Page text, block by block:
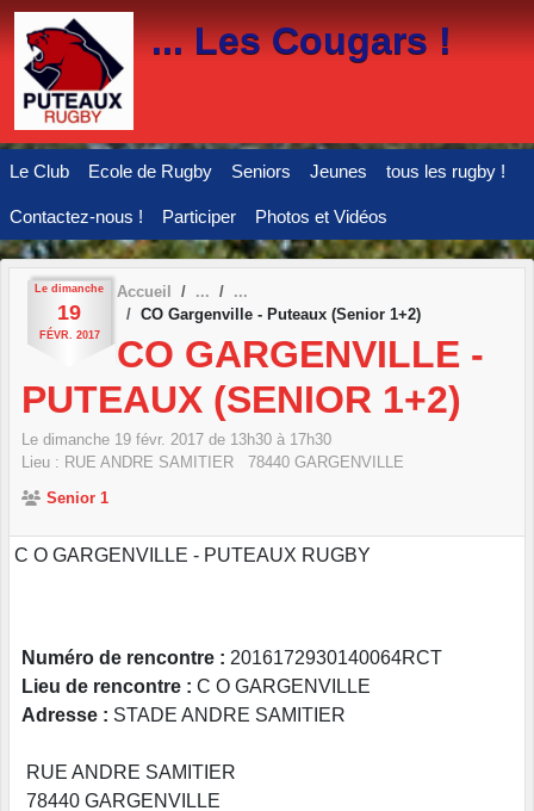
... Les Cougars !
Le Club Ecole de Rugby Seniors Jeunes tous les rugby !
Contactez-nous ! Participer Photos et Vidéos
Le dimanche
19
FÉVR. 2017
Accueil
CO Gargenville - Puteaux (Senior 1+2)
CO GARGENVILLE -
PUTEAUX (SENIOR 1+2)
Le dimanche 19 févr. 2017 de 13h30 à 17h30
Lieu : RUE ANDRE SAMITIER 78440 GARGENVILLE
Senior 1
C O GARGENVILLE - PUTEAUX RUGBY
Numéro de rencontre : 2016172930140064RCT
Lieu de rencontre : C O GARGENVILLE
Adresse : STADE ANDRE SAMITIER
RUE ANDRE SAMITIER
78440 GARGENVILLE
Panneau de gestion des cookies